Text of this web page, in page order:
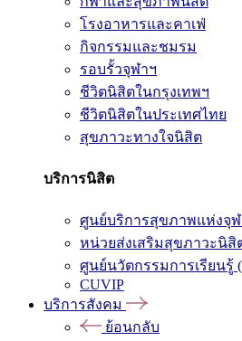
โรงอาหารและคาเฟ่
กิจกรรมและชมรม
รอบรั้วจุฬาฯ
ชีวิตนิสิตในกรุงเทพฯ
ชีวิตนิสิตในประเทศไทย
สุขภาวะทางใจนิสิต
บริการนิสิต
ศูนย์บริการสุขภาพแห่งจุฬ
หน่วยส่งเสริมสุขภาวะนิสิ
ศูนย์นวัตกรรมการเรียนรู้
CUVIP
บริการสังคม
ย้อนกลับ